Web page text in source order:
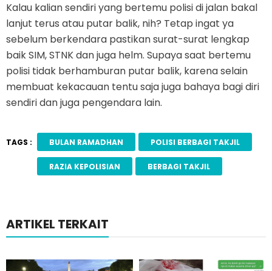
Kalau kalian sendiri yang bertemu polisi di jalan bakal
lanjut terus atau putar balik, nih? Tetap ingat ya
sebelum berkendara pastikan surat-surat lengkap
baik SIM, STNK dan juga helm. Supaya saat bertemu
polisi tidak berhamburan putar balik, karena selain
membuat kekacauan tentu saja juga bahaya bagi diri
sendiri dan juga pengendara lain.
TAGS : BULAN RAMADHAN POLISI BERBAGI TAKJIL
RAZIA KEPOLISIAN BERBAGI TAKJIL
ARTIKEL TERKAIT